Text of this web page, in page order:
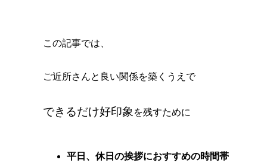
この記事では、
ご近所さんと良い関係を築くうえで
できるだけ好印象 を残すために
平日、休日の挨拶におすすめの時間帯